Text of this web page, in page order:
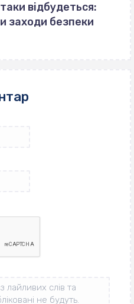
відбудеться:
заходи безпеки